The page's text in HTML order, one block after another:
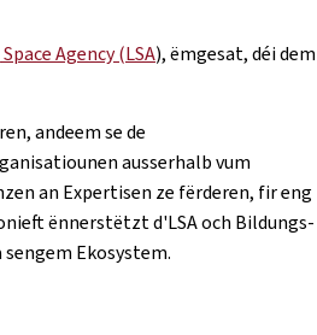
Agency (LSA), ëmgesat, déi dem
andeem se de
ausserhalb vum
an Expertisen ze fërderen, fir eng
ënnerstëtzt d'LSA och Bildungs-
Ekosystem.